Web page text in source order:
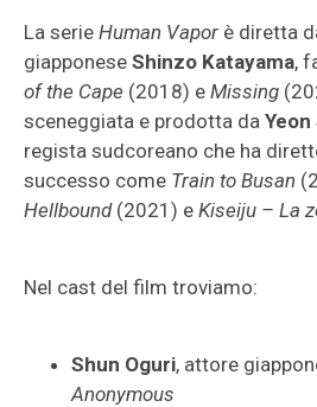
La serie Human Vapor è diretta
giapponese Shinzo Katayama,
of the Cape (2018) e Missing
sceneggiata e prodotta da
regista sudcoreano che ha
successo come Train to Busan
Hellbound (2021) e Kiseiju – La
Nel cast del film troviamo:
Shun Oguri, attore
Anonymous